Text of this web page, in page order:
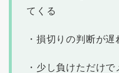
てくる
・損切りの判断が遅
・少し負けただけ